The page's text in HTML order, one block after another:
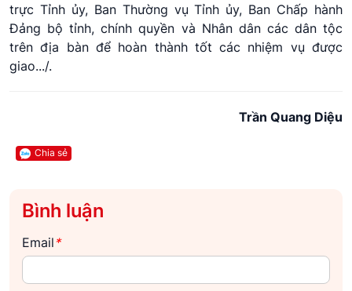
trực Tỉnh ủy, Ban Thường vụ Tỉnh ủy, Ban Chấp hành
Đảng bộ tỉnh, chính quyền và Nhân dân các dân tộc
trên địa bàn để hoàn thành tốt các nhiệm vụ được
giao.../.
Trần Quang Diệu
Chia sẻ
Bình luận
Email *